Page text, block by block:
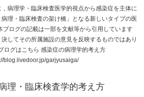
病理学・臨床検査医学的視点から感染症を主体に
理・臨床検査の架け橋」となる新しいタイプの医
ブログの記載は一部を文献等から引用しています
してその所属施設の意見を反映するものではあり
ログはこちら 感染症の病理学的考え方
blog.livedoor.jp/garjyusaiga/
理・臨床検査学的考え方